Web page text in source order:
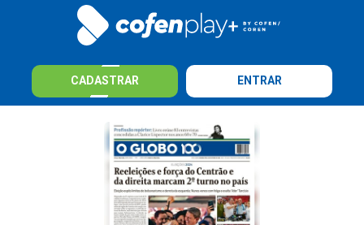
CADASTRAR ENTRAR